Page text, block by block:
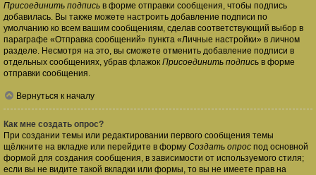
Присоединить подпись в форме отправки сообщения, чтобы подпись
добавилась. Вы также можете настроить добавление подписи по
умолчанию ко всем вашим сообщениям, сделав соответствующий выбор в
параграфе «Отправка сообщений» пункта «Личные настройки» в личном
разделе. Несмотря на это, вы сможете отменить добавление подписи в
отдельных сообщениях, убрав флажок Присоединить подпись в форме
отправки сообщения.
Вернуться к началу
Как мне создать опрос?
При создании темы или редактировании первого сообщения темы
щёлкните на вкладке или перейдите в форму Создать опрос под основной
формой для создания сообщения, в зависимости от используемого стиля;
если вы не видите такой вкладки или формы, то вы не имеете прав на